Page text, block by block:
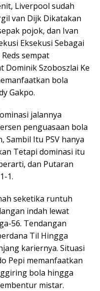
Liverpool sudah
van Dijk Dikatakan
pojok, dan Ivan
Eksekusi Sebagai
sempat
Dominik Szoboszlai Ke
bola
Gakpo.
jalannya
penguasaan bola
Sambil Itu PSV hanya
Tetapi dominasi itu
dan Putaran
1.
seketika runtuh
indah lewat
56. Tendangan
Til Hingga
kariernya. Situasi
Pepi memanfaatkan
bola hingga
mistar.